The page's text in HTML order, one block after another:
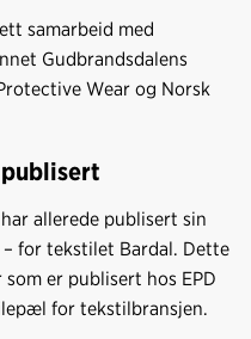
samarbeid med
Gudbrandsdalens
Wear og Norsk
allerede publisert sin
– for tekstilet Bardal. Dette
er publisert hos EPD
for tekstilbransjen.